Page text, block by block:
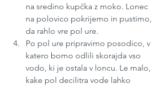
na sredino kupčka z moko. Lonec
na polovico pokrijemo in pustimo,
da rahlo vre pol ure.
Po pol ure pripravimo posodico, v
katero bomo odlili skorajda vso
vodo, ki je ostala v loncu. Le malo,
kake pol decilitra vode lahko